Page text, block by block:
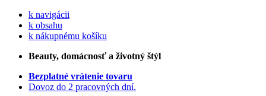
k navigácii
k obsahu
k nákupnému košíku
Beauty, domácnosť a životný štýl
Bezplatné vrátenie tovaru
Dovoz do 2 pracovných dní.